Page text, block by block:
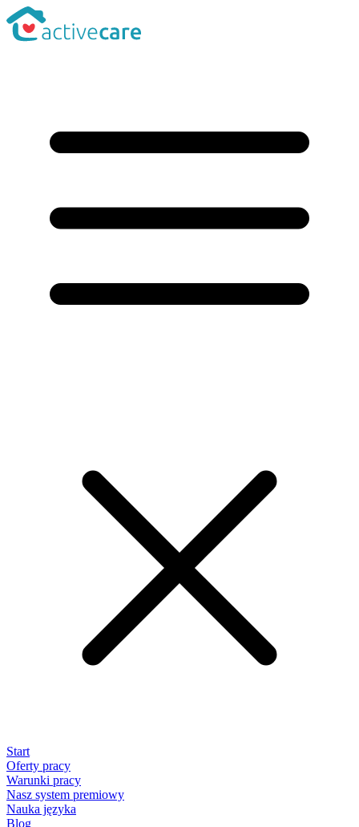
Start
Oferty pracy
Warunki pracy
Nasz system premiowy
Nauka języka
Blog